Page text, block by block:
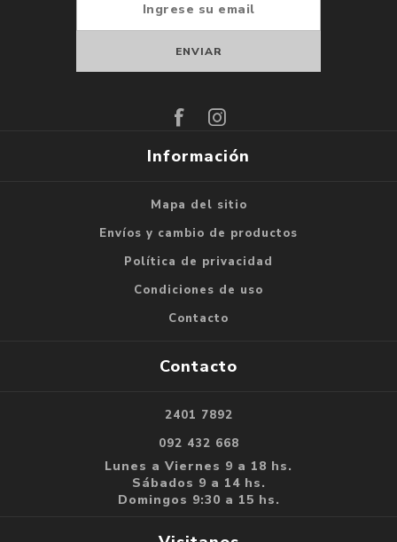
Información
Mapa del sitio
Envíos y cambio de productos
Política de privacidad
Condiciones de uso
Contacto
Contacto
2401 7892
092 432 668
Lunes a Viernes 9 a 18 hs.
Sábados 9 a 14 hs.
Domingos 9:30 a 15 hs.